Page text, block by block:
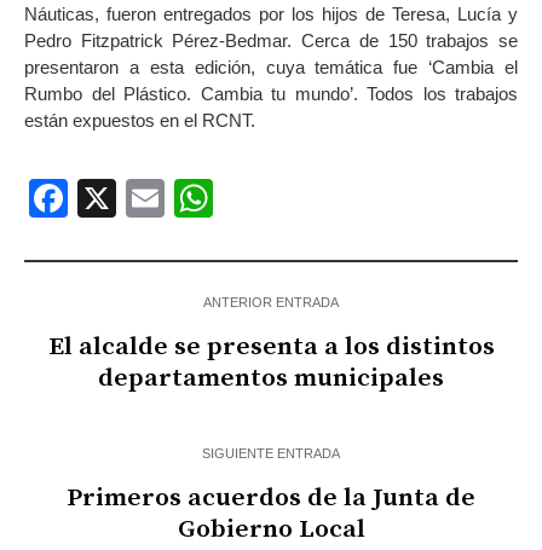
Náuticas, fueron entregados por los hijos de Teresa, Lucía y
Pedro Fitzpatrick Pérez-Bedmar. Cerca de 150 trabajos se
presentaron a esta edición, cuya temática fue ‘Cambia el
Rumbo del Plástico. Cambia tu mundo’. Todos los trabajos
están expuestos en el RCNT.
Facebook
X Email
ANTERIOR ENTRADA
El alcalde se presenta a los distintos
departamentos municipales
SIGUIENTE ENTRADA
Primeros acuerdos de la Junta de
Gobierno Local